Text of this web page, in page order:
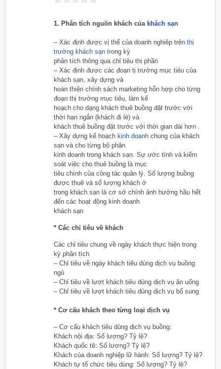
1. Phân tích nguồn khách của khách sạn
– Xác định được vị thế của doanh nghiêp trên thị
trường khách sạn trong kỳ
phân tích thông qua chỉ tiêu thị phần
– Xác định được các đoạn tị trường mục tiêu của
khách sạn, xây dựng và
hoàn thiện chính sách marketing hỗn hợp cho từng
đoạn thị trường mục tiêu, làm kế
hoạch cho dạng khách thuê buồng đặt trước với
thời hạn ngắn (khách đi lẻ) và
khách thuê buồng đặt trước với thời gian dài hơn .
– Xây dựng kế hoạch kinh doanh chung của khách
sạn và cho từng bộ phận
kinh doanh trong khách sạn. Sự ước tính và kiểm
soát việc cho thuê buồng là mục
tiêu chính của công tác quản lý. Số lượng buồng
được thuê và số lượng khách ở
trong khách sạn là cơ sở chính ảnh hưởng hầu hết
đến các hoạt động kinh doanh
khách sạn
* Các chỉ tiêu về khách
Các chỉ tiêu chung về ngày khách thực hiện trong
kỳ phân tích
– Chỉ tiêu về ngày khách tiêu dùng dịch vụ buồng
ngủ
– Chỉ tiêu về lượt khách tiêu dùng dịch vụ ăn uống
– Chỉ tiêu về lượt khách tiêu dùng dịch vụ bổ sung
* Cơ cấu khách theo từng loại dịch vụ
– Cơ cấu khách tiêu dùng dịch vụ buồng:
Khách nội địa: Số lượng? Tỷ lệ?
Khách quốc tê: Số lượng? Tỷ lệ?
Khách của doanh nghiệp lữ hành: Số lượng? Tỷ lệ?
Khách tự tổ chức tiêu dùng: Số lượng? Tỷ lệ?